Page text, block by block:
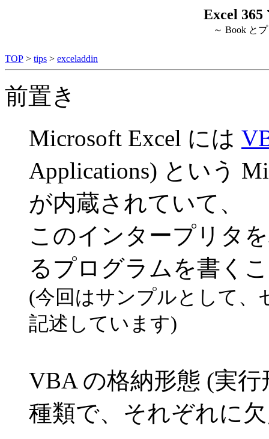
Excel
～ Book と
TOP > tips > exceladdin
前置き
Microsoft Excel には
Applications) という
が内蔵されていて、
このインタープリタ
るプログラムを書く
(今回はサンプルとして、
記述しています)
VBA の格納形態 (実
種類で、それぞれに